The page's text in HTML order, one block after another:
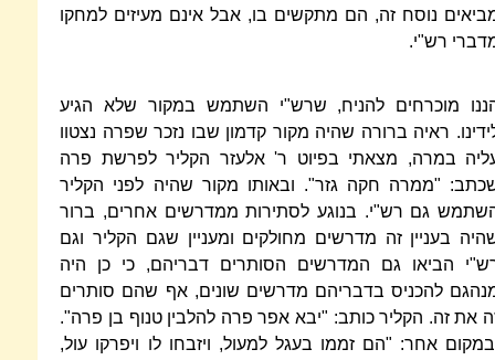
נוסח זה, הם מתקשים בו, אבל אינם מעיזים למחקו
רש"י.
מוכרחים להניח, שרש"י השתמש במקור שלא הגיע
ראיה ברורה שהיה מקור קדמון שבו נזכר שפרה נצטוו
במרה, מצאתי בפיוט ר' אלעזר הקליר לפרשת פרה
"ממרה חקה גזר". ובאותו מקור שהיה לפני הקליר
גם רש"י. בנוגע לסתירות ממדרשים אחרים, ברור
בעניין זה מדרשים מחולקים ומעניין שגם הקליר וגם
הביאו גם המדרשים הסותרים דבריהם, כי כן היה
להכניס בדבריהם מדרשים שונים, אף שהם סותרים
את זה. הקליר כותב: "יבא אפר פרה להלבין טנוף בן פרה".
אחר: "הם זממו בעגל למעול, ויזבחו לו ויפרקו עול,